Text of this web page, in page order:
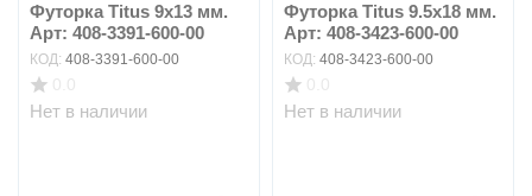
Футорка Titus 9х13 мм.
Арт: 408-3391-600-00
КОД: 408-3391-600-00
Нет в наличии
Футорка Titus 9.5х18 мм.
Арт: 408-3423-600-00
КОД: 408-3423-600-00
Нет в наличии